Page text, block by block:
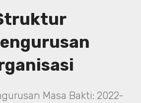
Masa Bakti: 2022-